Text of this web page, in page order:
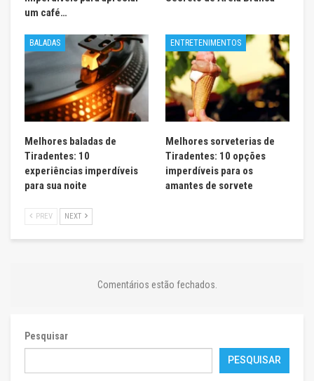
um café…
BALADAS
Melhores baladas de
Tiradentes: 10
experiências imperdíveis
para sua noite
ENTRETENIMENTOS
Melhores sorveterias de
Tiradentes: 10 opções
imperdíveis para os
amantes de sorvete
PREV NEXT
Comentários estão fechados.
Pesquisar
PESQUISAR